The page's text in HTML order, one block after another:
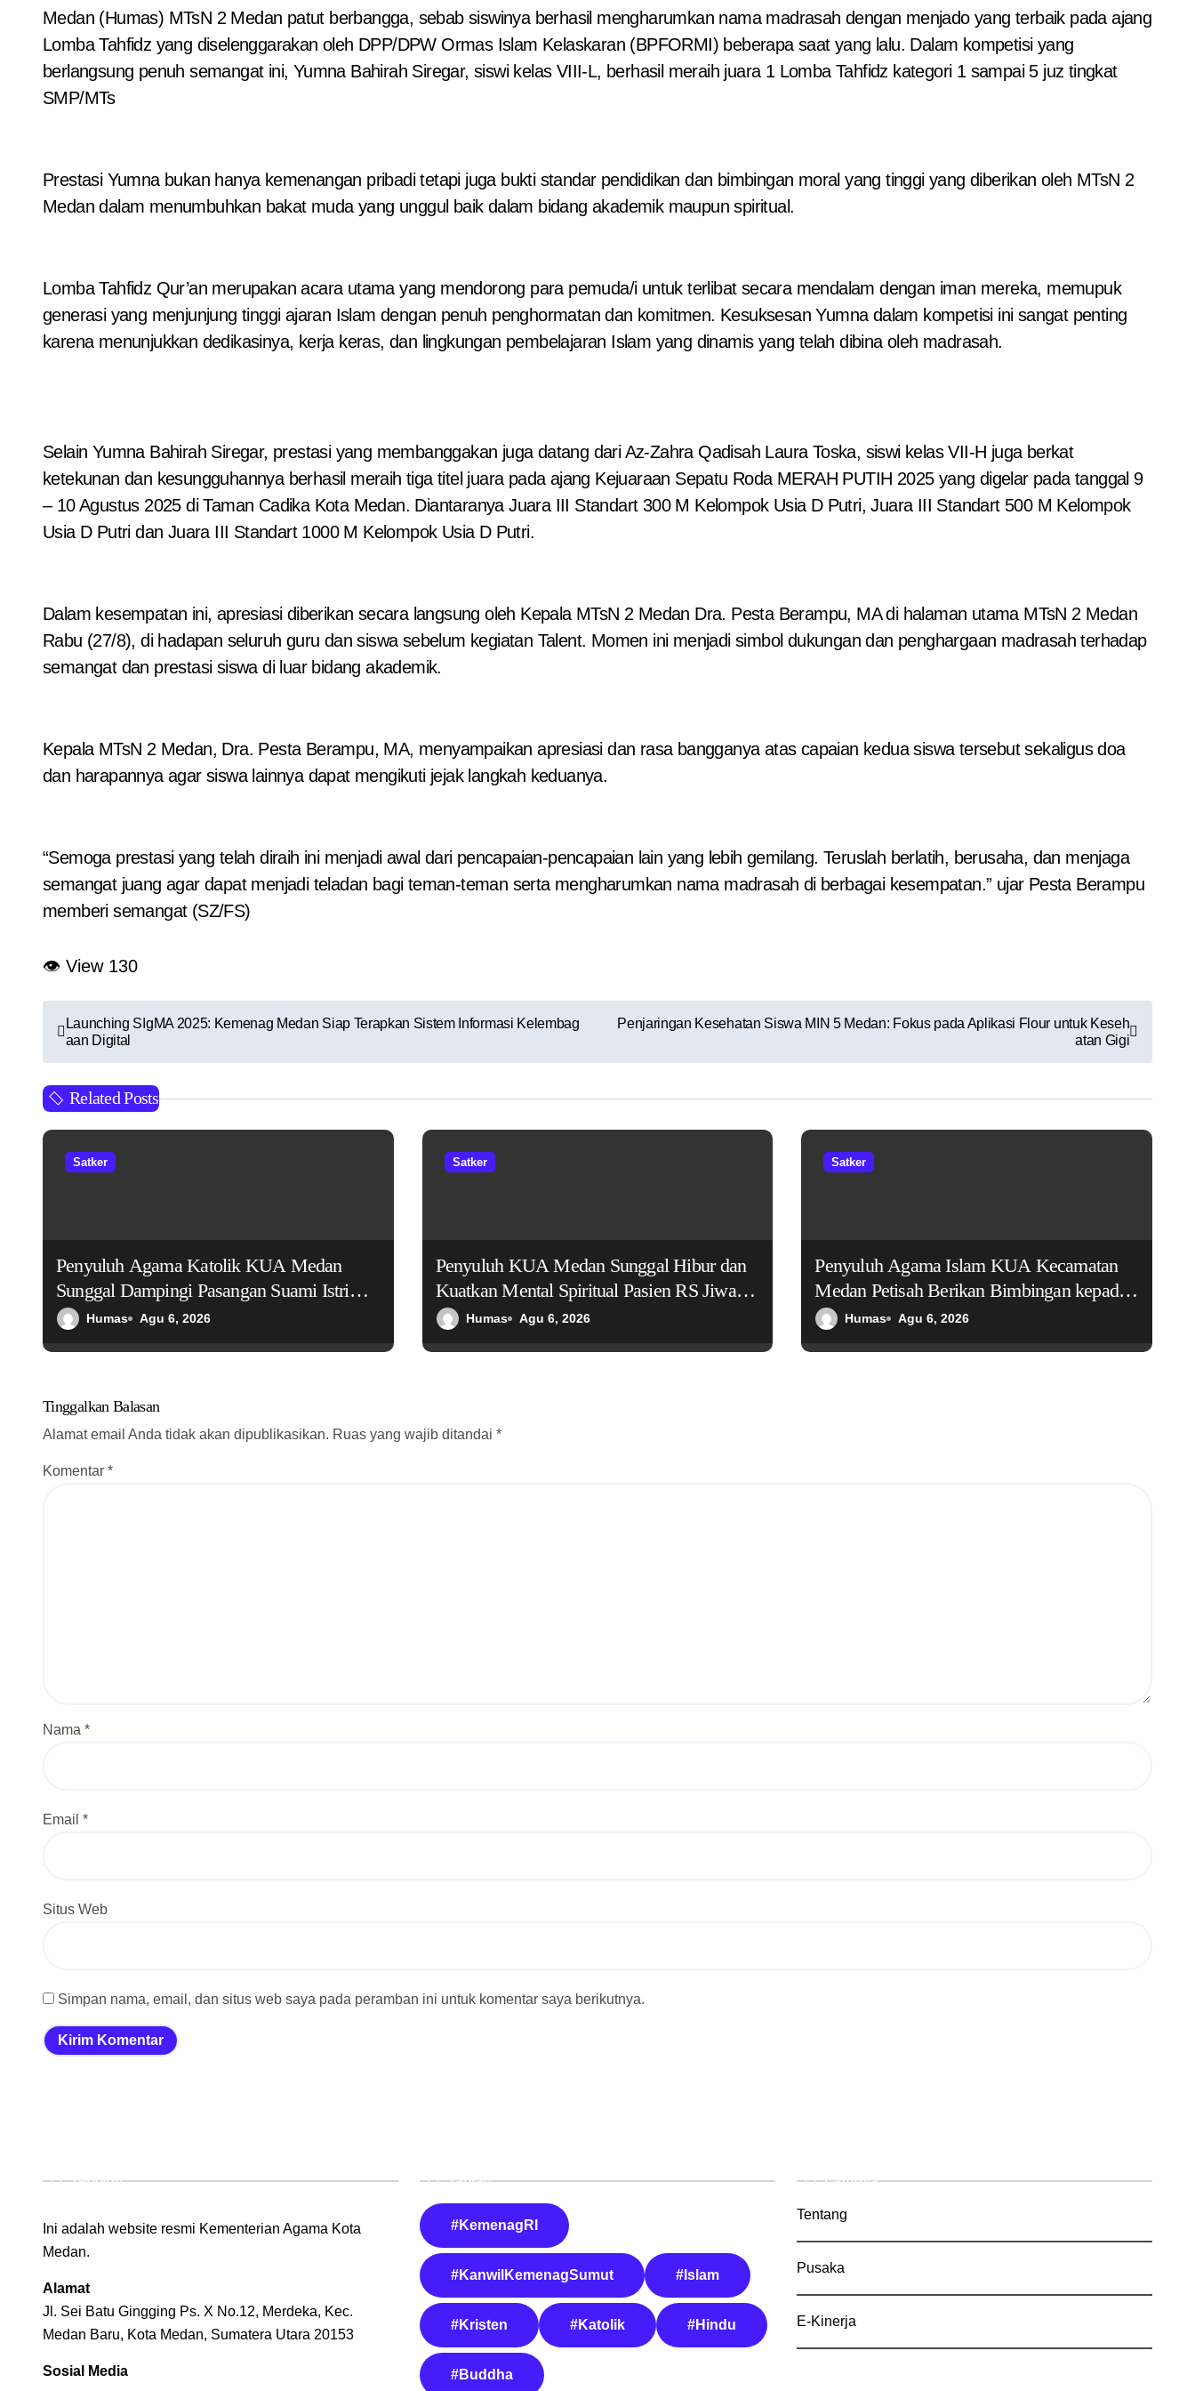
Medan (Humas) MTsN 2 Medan patut berbangga, sebab siswinya berhasil mengharumkan nama madrasah dengan menjado yang terbaik pada ajang
Lomba Tahfidz yang diselenggarakan oleh DPP/DPW Ormas Islam Kelaskaran (BPFORMI) beberapa saat yang lalu. Dalam kompetisi yang
berlangsung penuh semangat ini, Yumna Bahirah Siregar, siswi kelas VIII-L, berhasil meraih juara 1 Lomba Tahfidz kategori 1 sampai 5 juz tingkat
SMP/MTs
Prestasi Yumna bukan hanya kemenangan pribadi tetapi juga bukti standar pendidikan dan bimbingan moral yang tinggi yang diberikan oleh MTsN 2
Medan dalam menumbuhkan bakat muda yang unggul baik dalam bidang akademik maupun spiritual.
Lomba Tahfidz Qur’an merupakan acara utama yang mendorong para pemuda/i untuk terlibat secara mendalam dengan iman mereka, memupuk
generasi yang menjunjung tinggi ajaran Islam dengan penuh penghormatan dan komitmen. Kesuksesan Yumna dalam kompetisi ini sangat penting
karena menunjukkan dedikasinya, kerja keras, dan lingkungan pembelajaran Islam yang dinamis yang telah dibina oleh madrasah.
Selain Yumna Bahirah Siregar, prestasi yang membanggakan juga datang dari Az-Zahra Qadisah Laura Toska, siswi kelas VII-H juga berkat
ketekunan dan kesungguhannya berhasil meraih tiga titel juara pada ajang Kejuaraan Sepatu Roda MERAH PUTIH 2025 yang digelar pada tanggal 9
– 10 Agustus 2025 di Taman Cadika Kota Medan. Diantaranya Juara III Standart 300 M Kelompok Usia D Putri, Juara III Standart 500 M Kelompok
Usia D Putri dan Juara III Standart 1000 M Kelompok Usia D Putri.
Dalam kesempatan ini, apresiasi diberikan secara langsung oleh Kepala MTsN 2 Medan Dra. Pesta Berampu, MA di halaman utama MTsN 2 Medan
Rabu (27/8), di hadapan seluruh guru dan siswa sebelum kegiatan Talent. Momen ini menjadi simbol dukungan dan penghargaan madrasah terhadap
semangat dan prestasi siswa di luar bidang akademik.
Kepala MTsN 2 Medan, Dra. Pesta Berampu, MA, menyampaikan apresiasi dan rasa bangganya atas capaian kedua siswa tersebut sekaligus doa
dan harapannya agar siswa lainnya dapat mengikuti jejak langkah keduanya.
“Semoga prestasi yang telah diraih ini menjadi awal dari pencapaian-pencapaian lain yang lebih gemilang. Teruslah berlatih, berusaha, dan menjaga
semangat juang agar dapat menjadi teladan bagi teman-teman serta mengharumkan nama madrasah di berbagai kesempatan.” ujar Pesta Berampu
memberi semangat (SZ/FS)
👁 View 130
N
a
v
i
o
Launching SIgMA 2025: Kemenag Medan Siap Terapkan Sistem Informasi Kelembag
aan Digital
Penjaringan Kesehatan Siswa MIN 5 Medan: Fokus pada Aplikasi Flour untuk Keseh
atan Gigi
Related Posts
Satker
Penyuluh Agama Katolik KUA Medan
Sunggal Dampingi Pasangan Suami Istri
dalam Praktik Ritus Baptis Bayi
Humas Agu 6, 2026
Satker
Penyuluh KUA Medan Sunggal Hibur dan
Kuatkan Mental Spiritual Pasien RS Jiwa
Bina Karsa
Humas Agu 6, 2026
Satker
Penyuluh Agama Islam KUA Kecamatan
Medan Petisah Berikan Bimbingan kepada
Pasien LRPPN tentang Visi dan Misi dalam
Humas Agu 6, 2026
Tinggalkan Balasan
Alamat email Anda tidak akan dipublikasikan. Ruas yang wajib ditandai *
Komentar *
Nama *
Email *
Situs Web
Simpan nama, email, dan situs web saya pada peramban ini untuk komentar saya berikutnya.
Tentang
Ini adalah website resmi Kementerian Agama Kota
Medan.
Alamat
Jl. Sei Batu Gingging Ps. X No.12, Merdeka, Kec.
Medan Baru, Kota Medan, Sumatera Utara 20153
Sosial Media
Tautan
#KemenagRI
#KanwilKemenagSumut #Islam
#Kristen #Katolik #Hindu
#Buddha
Lainnya
Tentang
Pusaka
E-Kinerja